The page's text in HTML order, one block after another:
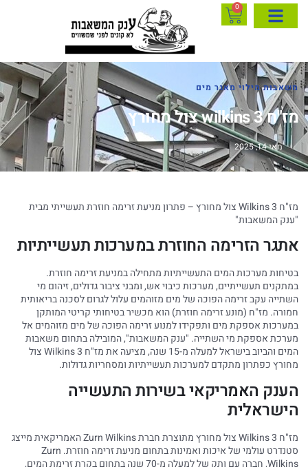
0
משאבות מילוי מאגר מים
מז"ח wilkins 3 צול מחורץ
מאי 14, 2025
מז"ח Wilkins 3 צול מחורץ – פתרון מניעת זרימה חוזרת תעשייתי מבית
"ענק המשאבות"
אתגר הזרימה החוזרת במערכות תעשייתיות
בטיחות מערכות המים התעשייתיות מתחילה במניעת זרימה חוזרת.
במתקנים תעשייתיים, מערכות כיבוי אש, ומבני ציבור גדולים, זיהום מי
השתייה עקב זרימה הפוכה של מים מזוהמים עלול לגרום לסכנה בריאותית
חמורה. מז"ח (מונע זרימה חוזרת) הוא מכשיר בטיחותי קריטי המותקן
במערכות אספקת מים ותפקידו למנוע זרימה הפוכה של מים מזוהמים אל
מערכת אספקת מי השתייה. "ענק המשאבות", המובילה בתחום משאבות
המים והביוב בישראל למעלה מ-15 שנה, מציעה את מז"ח Wilkins 3 צול
מחורץ כפתרון מתקדם למערכות תעשייתיות ומסחריות גדולות.
הענק האמריקאי בשירות התעשייה
הישראלית
מז"ח Wilkins 3 צול מחורץ מתוצרת חברת Zurn Wilkins האמריקאית מייצג
סטנדרט עולמי של איכות ואמינות בתחום מניעת זרימה חוזרת. Zurn
Wilkins, חברה עם ותק של למעלה מ-70 שנה בתחום בקרת זרימת המים,